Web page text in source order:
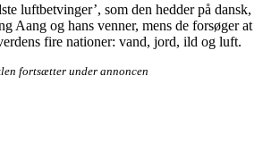
luftbetvinger’, som den hedder på dansk,
Aang og hans venner, mens de forsøger at
fire nationer: vand, jord, ild og luft.
fortsætter under annoncen